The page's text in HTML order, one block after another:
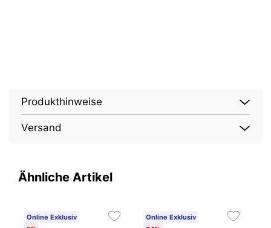
Produkthinweise
Versand
Ähnliche Artikel
Online Exklusiv
Online Exklusiv